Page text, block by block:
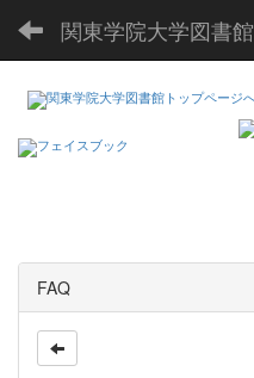
関東学院大学図書館
FAQ